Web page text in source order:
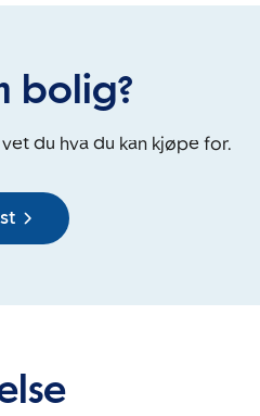
bolig?
du hva du kan kjøpe for.